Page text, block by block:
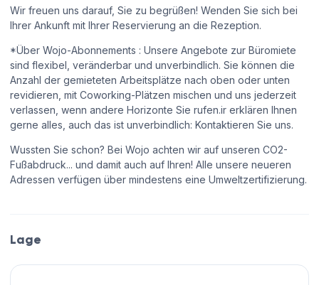
Wir freuen uns darauf, Sie zu begrüßen! Wenden Sie sich bei
Ihrer Ankunft mit Ihrer Reservierung an die Rezeption.
*Über Wojo-Abonnements : Unsere Angebote zur Büromiete
sind flexibel, veränderbar und unverbindlich. Sie können die
Anzahl der gemieteten Arbeitsplätze nach oben oder unten
revidieren, mit Coworking-Plätzen mischen und uns jederzeit
verlassen, wenn andere Horizonte Sie rufen.ir erklären Ihnen
gerne alles, auch das ist unverbindlich: Kontaktieren Sie uns.
Wussten Sie schon? Bei Wojo achten wir auf unseren CO2-
Fußabdruck... und damit auch auf Ihren! Alle unsere neueren
Adressen verfügen über mindestens eine Umweltzertifizierung.
Lage